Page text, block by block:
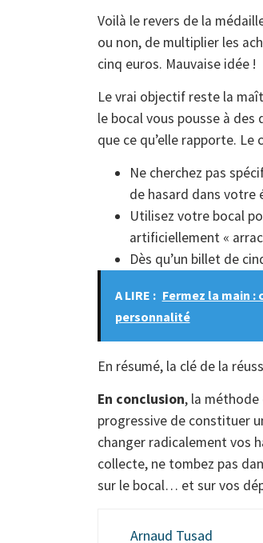
Voilà le revers de la
ou non, de multiplier les
cinq euros. Mauvaise idée !
Le vrai objectif reste la
le bocal vous pousse à des
que ce qu’elle rapporte. Le
Ne cherchez pas
de hasard dans votre
Utilisez votre bocal
artificiellement «
Dès qu’un billet de
A LIRE : Fermez la main
personnalité
En résumé, la clé de la
En conclusion, la
progressive de constituer
changer radicalement vos
collecte, ne tombez pas
sur le bocal… et sur vos
Arnaud Tusad